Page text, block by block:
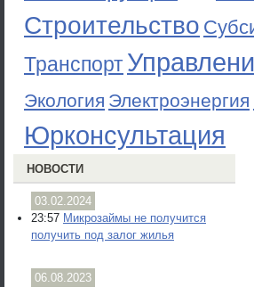
Строительство
Транспорт
Экология Электроэнергия
Юрконсультация
НОВОСТИ
03.02.2024
23:57 Микрозаймы не получится
получить под залог жилья
06.08.2023